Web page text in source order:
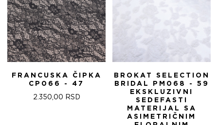
FRANCUSKA ČIPKA
CP066 - 47
2.350,00 RSD
BROKAT SELECTION
BRIDAL PM068 - 59
EKSKLUZIVNI
SEDEFASTI
MATERIJAL SA
ASIMETRIČNIM